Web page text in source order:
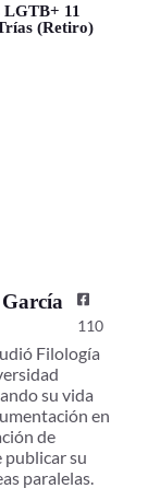
LGTB+ 11
(Retiro)
110
Filología
su vida
en
de
publicar su
paralelas.